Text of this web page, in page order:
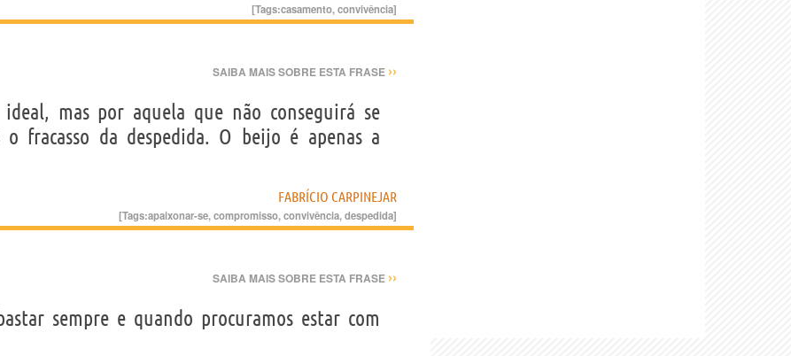
[Tags:casamento,convivência]
SAIBA MAIS SOBRE ESTA FRASE ››
ideal, mas por aquela que não conseguirá se
o fracasso da despedida. O beijo é apenas a
FABRÍCIO CARPINEJAR
[Tags:apaixonar-se,compromisso,convivência,despedida]
SAIBA MAIS SOBRE ESTA FRASE ››
sempre e quando procuramos estar com